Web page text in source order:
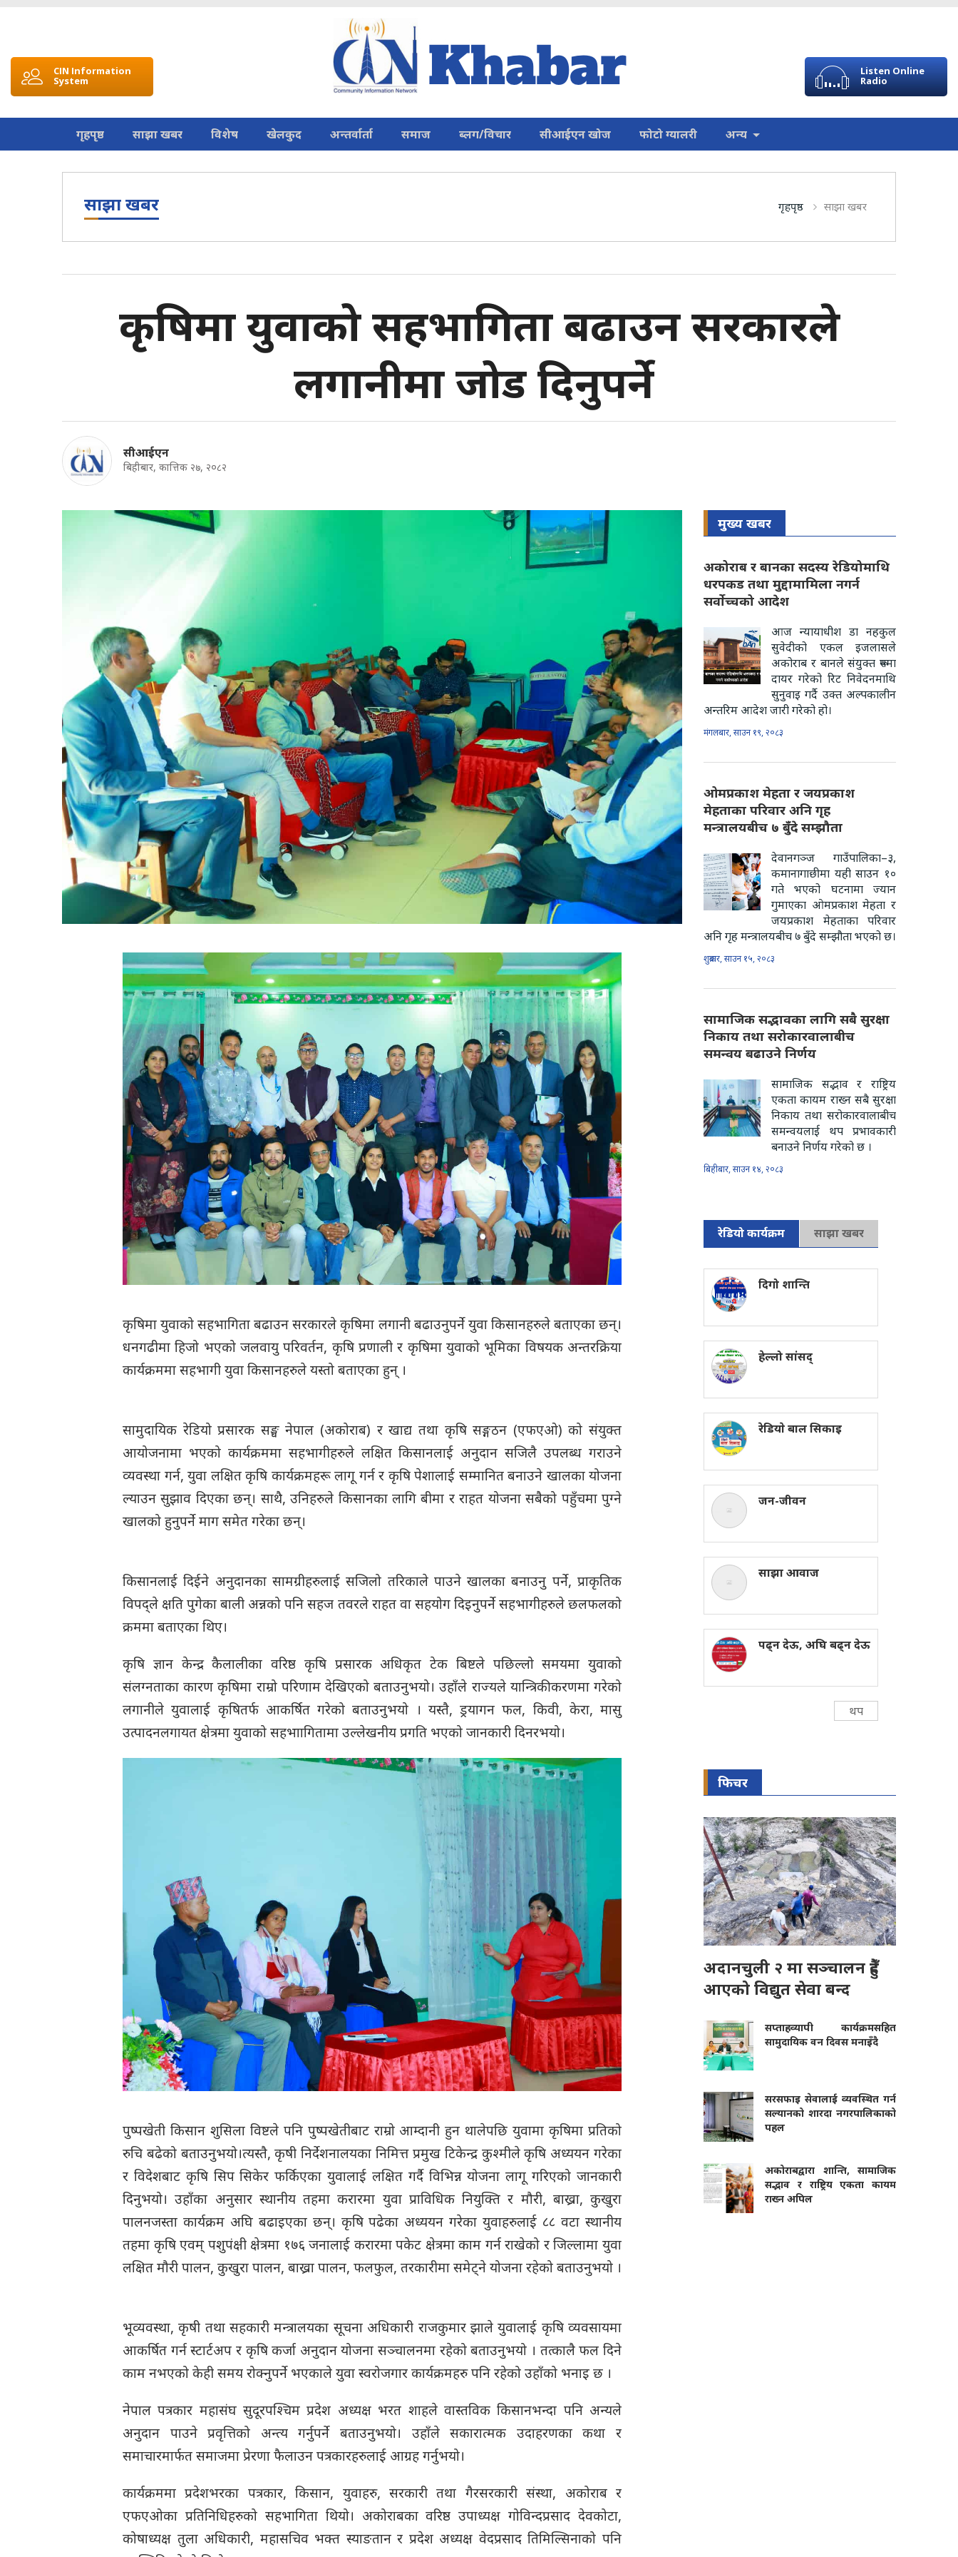
CIN Information
System
Listen Online
Radio
गृहपृष्ठ साझा खबर विशेष खेलकुद अन्तर्वार्ता समाज ब्लग/विचार सीआईएन खोज फोटो ग्यालरी अन्य
साझा खबर गृहपृष्ठ साझा खबर
कृषिमा युवाको सहभागिता बढाउन सरकारले
लगानीमा जोड दिनुपर्ने
सीआईएन
बिहीबार, कात्तिक २७, २०८२
कृषिमा युवाको सहभागिता बढाउन सरकारले कृषिमा लगानी बढाउनुपर्ने युवा किसानहरुले बताएका छन्।
धनगढीमा हिजो भएको जलवायु परिवर्तन, कृषि प्रणाली र कृषिमा युवाको भूमिका विषयक अन्तरक्रिया
कार्यक्रममा सहभागी युवा किसानहरुले यस्तो बताएका हुन् ।
सामुदायिक रेडियो प्रसारक सङ्घ नेपाल (अकोराब) र खाद्य तथा कृषि सङ्गठन (एफएओ) को संयुक्त
आयोजनामा भएको कार्यक्रममा सहभागीहरुले लक्षित किसानलाई अनुदान सजिलै उपलब्ध गराउने
व्यवस्था गर्न, युवा लक्षित कृषि कार्यक्रमहरू लागू गर्न र कृषि पेशालाई सम्मानित बनाउने खालका योजना
ल्याउन सुझाव दिएका छन्। साथै, उनिहरुले किसानका लागि बीमा र राहत योजना सबैको पहुँचमा पुग्ने
खालको हुनुपर्ने माग समेत गरेका छन्।
किसानलाई दिईने अनुदानका सामग्रीहरुलाई सजिलो तरिकाले पाउने खालका बनाउनु पर्ने, प्राकृतिक
विपद्ले क्षति पुगेका बाली अन्नको पनि सहज तवरले राहत वा सहयोग दिइनुपर्ने सहभागीहरुले छलफलको
क्रममा बताएका थिए।
कृषि ज्ञान केन्द्र कैलालीका वरिष्ठ कृषि प्रसारक अधिकृत टेक बिष्टले पछिल्लो समयमा युवाको
संलग्नताका कारण कृषिमा राम्रो परिणाम देखिएको बताउनुभयो। उहाँले राज्यले यान्त्रिकीकरणमा गरेको
लगानीले युवालाई कृषितर्फ आकर्षित गरेको बताउनुभयो । यस्तै, ड्रयागन फल, किवी, केरा, मासु
उत्पादनलगायत क्षेत्रमा युवाको सहभाागितामा उल्लेखनीय प्रगति भएको जानकारी दिनरभयो।
पुष्पखेती किसान शुसिला विष्टले पनि पुष्पखेतीबाट राम्रो आम्दानी हुन थालेपछि युवामा कृषिमा प्रतिको
रुचि बढेको बताउनुभयो।त्यस्तै, कृषी निर्देशनालयका निमित्त प्रमुख टिकेन्द्र कुश्मीले कृषि अध्ययन गरेका
र विदेशबाट कृषि सिप सिकेर फर्किएका युवालाई लक्षित गर्दै विभिन्न योजना लागू गरिएको जानकारी
दिनुभयो। उहाँका अनुसार स्थानीय तहमा करारमा युवा प्राविधिक नियुक्ति र मौरी, बाख्रा, कुखुरा
पालनजस्ता कार्यक्रम अघि बढाइएका छन्। कृषि पढेका अध्ययन गरेका युवाहरुलाई ८८ वटा स्थानीय
तहमा कृषि एवम् पशुपंक्षी क्षेत्रमा १७६ जनालाई करारमा पकेट क्षेत्रमा काम गर्न राखेको र जिल्लामा युवा
लक्षित मौरी पालन, कुखुरा पालन, बाख्रा पालन, फलफुल, तरकारीमा समेट्ने योजना रहेको बताउनुभयो ।
भूव्यवस्था, कृषी तथा सहकारी मन्त्रालयका सूचना अधिकारी राजकुमार झाले युवालाई कृषि व्यवसायमा
आकर्षित गर्न स्टार्टअप र कृषि कर्जा अनुदान योजना सञ्चालनमा रहेको बताउनुभयो । तत्कालै फल दिने
काम नभएको केही समय रोक्नुपर्ने भएकाले युवा स्वरोजगार कार्यक्रमहरु पनि रहेको उहाँको भनाइ छ ।
नेपाल पत्रकार महासंघ सुदूरपश्चिम प्रदेश अध्यक्ष भरत शाहले वास्तविक किसानभन्दा पनि अन्यले
अनुदान पाउने प्रवृत्तिको अन्त्य गर्नुपर्ने बताउनुभयो। उहाँले सकारात्मक उदाहरणका कथा र
समाचारमार्फत समाजमा प्रेरणा फैलाउन पत्रकारहरुलाई आग्रह गर्नुभयो।
कार्यक्रममा प्रदेशभरका पत्रकार, किसान, युवाहरु, सरकारी तथा गैरसरकारी संस्था, अकोराब र
एफएओका प्रतिनिधिहरुको सहभागिता थियो। अकोराबका वरिष्ठ उपाध्यक्ष गोविन्दप्रसाद देवकोटा,
कोषाध्यक्ष तुला अधिकारी, महासचिव भक्त स्याङतान र प्रदेश अध्यक्ष वेदप्रसाद तिमिल्सिनाको पनि
मुख्य खबर
अकोराब र बानका सदस्य रेडियोमाथि
धरपकड तथा मुद्दामामिला नगर्न
सर्वोच्चको आदेश
आज न्यायाधीश डा नहकुल
सुवेदीको एकल इजलासले
अकोराब र बानले संयुक्त रूपमा
दायर गरेको रिट निवेदनमाथि
सुनुवाइ गर्दै उक्त अल्पकालीन
अन्तरिम आदेश जारी गरेको हो।
मंगलबार, साउन १९, २०८३
ओमप्रकाश मेहता र जयप्रकाश
मेहताका परिवार अनि गृह
मन्त्रालयबीच ७ बुँदे सम्झौता
देवानगञ्ज गाउँपालिका–३,
कमानागाछीमा यही साउन १०
गते भएको घटनामा ज्यान
गुमाएका ओमप्रकाश मेहता र
जयप्रकाश मेहताका परिवार
अनि गृह मन्त्रालयबीच ७ बुँदे सम्झौता भएको छ।
शुक्रबार, साउन १५, २०८३
सामाजिक सद्भावका लागि सबै सुरक्षा
निकाय तथा सरोकारवालाबीच
समन्वय बढाउने निर्णय
सामाजिक सद्भाव र राष्ट्रिय
एकता कायम राख्न सबै सुरक्षा
निकाय तथा सरोकारवालाबीच
समन्वयलाई थप प्रभावकारी
बनाउने निर्णय गरेको छ ।
बिहीबार, साउन १४, २०८३
रेडियो कार्यक्रम साझा खबर
दिगो शान्ति
हेल्लो सांसद्
रेडियाे बाल सिकाइ
जन-जीवन
साझा आवाज
पढ्न देऊ, अघि बढ्न देऊ
थप
फिचर
अदानचुली २ मा सञ्चालन हुँदै
आएको विद्युत सेवा बन्द
सप्ताहव्यापी कार्यक्रमसहित
सामुदायिक वन दिवस मनाइँदै
सरसफाइ सेवालाई व्यवस्थित गर्न
सल्यानको शारदा नगरपालिकाको
पहल
अकोराबद्वारा शान्ति, सामाजिक
सद्भाव र राष्ट्रिय एकता कायम
राख्न अपिल